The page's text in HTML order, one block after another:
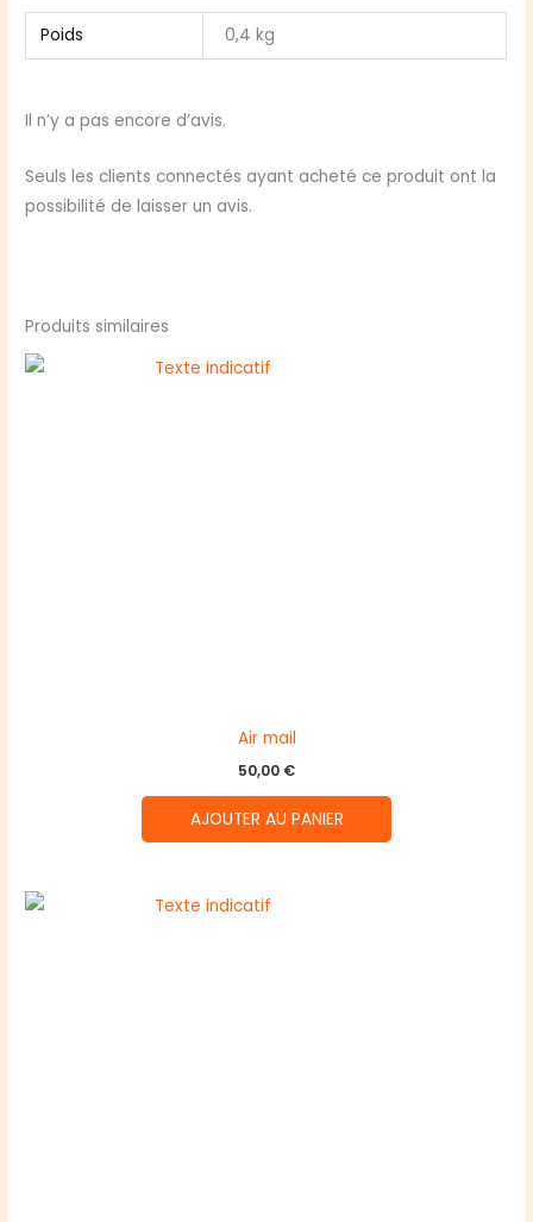
Poids 0,4 kg
Il n’y a pas encore d’avis.
Seuls les clients connectés ayant acheté ce produit ont la
possibilité de laisser un avis.
Produits similaires
Air mail
50,00 €
AJOUTER AU PANIER